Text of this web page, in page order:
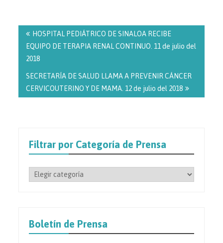
de
entradas
HOSPITAL PEDIÁTRICO DE SINALOA RECIBE
EQUIPO DE TERAPIA RENAL CONTINUO. 11 de julio del
2018
SECRETARÍA DE SALUD LLAMA A PREVENIR CÁNCER
CERVICOUTERINO Y DE MAMA. 12 de julio del 2018
Filtrar por Categoría de Prensa
Filtrar
Prensa
Boletín de Prensa